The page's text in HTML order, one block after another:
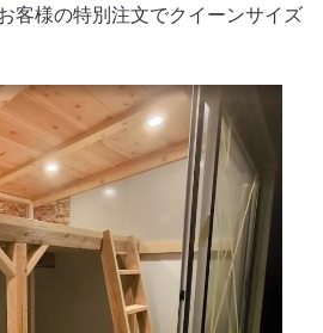
客様の特別注文でクイーンサイズ